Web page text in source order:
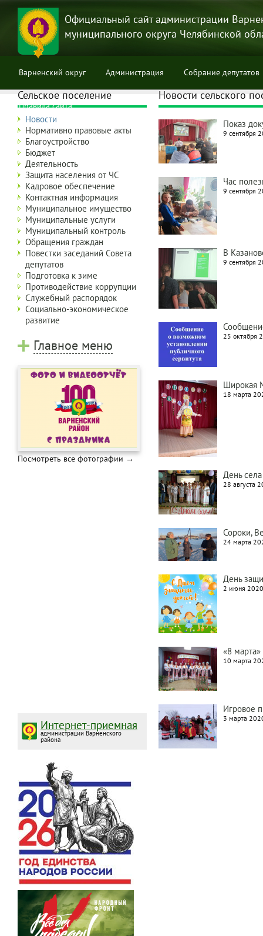
Перейти
основному
содержанию
Официальный сайт администрации
муниципального округа Челябинской
Варненский округ Администрация Собрание депутатов
Правила сайта
Новости сельского
Показ
9 сентября
Час
9 сентября
В
9 сентября
25 октября
Широкая
18 марта
День
28 августа
Сороки,
24 марта
День
2 июня
«8 марта»
10 марта
Игровое
3 марта
Сельское поселение
Новости
Нормативно правовые акты
Благоустройство
Бюджет
Деятельность
Защита населения от ЧС
Кадровое обеспечение
Контактная информация
Муниципальное имущество
Муниципальные услуги
Муниципальный контроль
Обращения граждан
Повестки заседаний Совета
депутатов
Подготовка к зиме
Противодействие коррупции
Служебный распорядок
Социально-экономическое
развитие
Главное меню
Посмотреть все фотографии →
Интернет-приемная
администрации Варненского
района